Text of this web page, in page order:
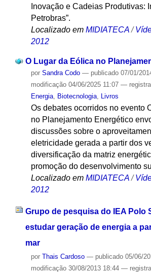
Inovação e Cadeias Produtivas:
Petrobras”.
Localizado em MIDIATECA /
2012
O Lugar da Eólica no
por Sandra Codo — publicado07/01/
modificação04/06/2025 11:07 —
Energia, Biotecnologia, Livros
Os debates ocorridos no evento
no Planejamento Energético
discussões sobre o
eletricidade gerada a partir dos
diversificação da matriz
promoção do desenvolvimento
Localizado em MIDIATECA /
2012
Grupo de pesquisa do IEA Polo
estudar geração de energia a
mar
por Thais Cardoso — publicado05/06/
modificação30/08/2013 18:44 —